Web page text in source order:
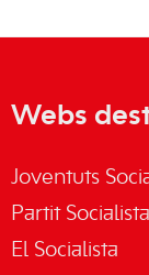
Webs
Joventuts
Partit
El Socialista